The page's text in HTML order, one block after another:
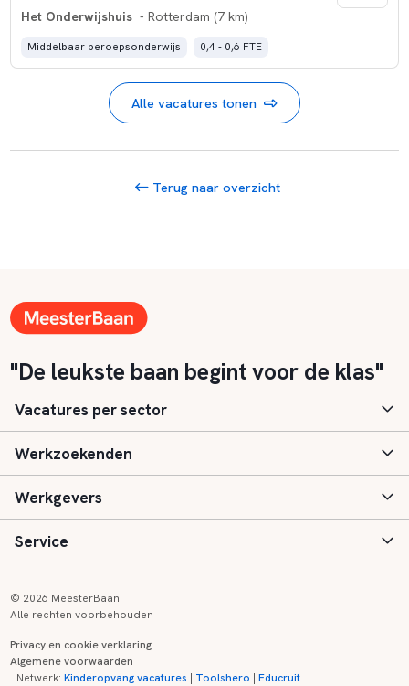
Het Onderwijshuis - Rotterdam (7 km)
Middelbaar beroepsonderwijs 0,4 - 0,6 FTE
Alle vacatures tonen
Terug naar overzicht
"De leukste baan begint voor de klas"
Vacatures per sector
Basisonderwijs
Speciaal (basis) onderwijs
Voortgezet onderwijs
Kinderopvang
Werkzoekenden
Aanmelden
Vacatures
Zij-instroom informatie
Werkgevers
Inloggen
Registreren
Service
Onderwijs links
© 2026 MeesterBaan
Alle rechten voorbehouden
Privacy en cookie verklaring
Algemene voorwaarden
Netwerk:Kinderopvang vacatures | Toolshero |Educruit